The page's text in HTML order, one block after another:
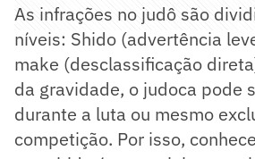
As infrações no judô são
níveis: Shido (advertência
make (desclassificação
da gravidade, o judoca pode
durante a luta ou mesmo
competição. Por isso,